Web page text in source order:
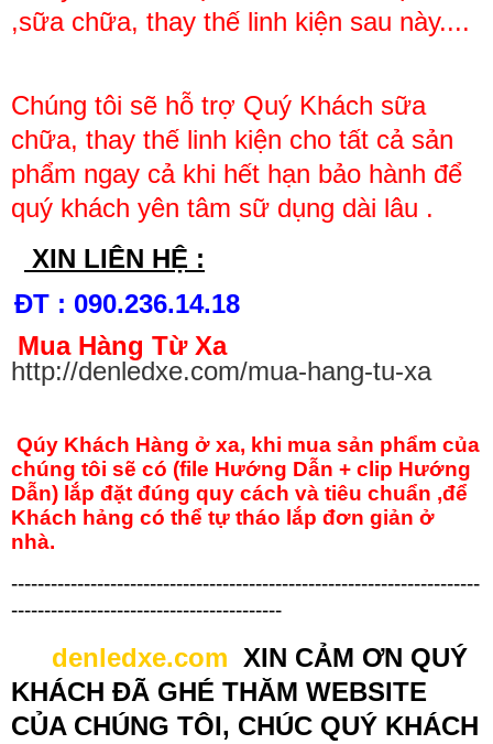
,sữa chữa, thay thế linh kiện sau này....
Chúng tôi sẽ hỗ trợ Quý Khách sữa
chữa, thay thế linh kiện cho tất cả sản
phẩm ngay cả khi hết hạn bảo hành để
quý khách yên tâm sữ dụng dài lâu .
XIN LIÊN HỆ :
ĐT : 090.236.14.18
Mua Hàng Từ Xa
http://denledxe.com/mua-hang-tu-xa
Qúy Khách Hàng ở xa, khi mua sản phẩm của
chúng tôi sẽ có (file Hướng Dẫn + clip Hướng
Dẫn) lắp đặt đúng quy cách và tiêu chuẩn ,để
Khách hảng có thể tự tháo lắp đơn giản ở
nhà.
-----------------------------------------------------------------------
-----------------------------------------
denledxe.com XIN CẢM ƠN QUÝ
KHÁCH ĐÃ GHÉ THĂM WEBSITE
CỦA CHÚNG TÔI, CHÚC QUÝ KHÁCH